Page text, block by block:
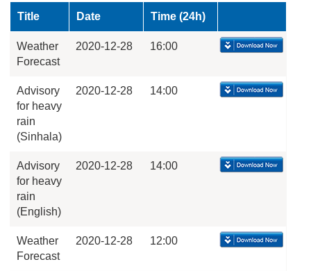
Title Date Time (24h)
Weather
Forecast
2020-12-28 16:00
Advisory
for heavy
rain
(Sinhala)
2020-12-28 14:00
Advisory
for heavy
rain
(English)
2020-12-28 14:00
Weather
Forecast
2020-12-28 12:00